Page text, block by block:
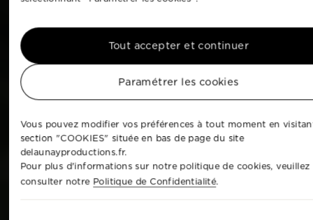
Paramétrer les cookies
Tout accepter et continuer
Vous pouvez modifier vos préférences à tout moment en
section "COOKIES" située en bas de page du site
delaunayproductions.fr.
Pour plus d'informations sur notre politique de cookies, veuillez
consulter notre Politique de Confidentialité.